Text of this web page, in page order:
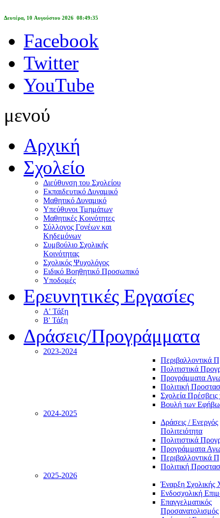
Δευτέρα, 10 Αυγούστου 2026 08:49:35
Facebook
Twitter
YouTube
μενού
Αρχική
Σχολείο
Διεύθυνση του Σχολείου
Εκπαιδευτικό Δυναμικό
Μαθητικό Δυναμικό
Υπεύθυνοι Τμημάτων
Μαθητικές Κοινότητες
Σύλλογος Γονέων και
Κηδεμόνων
Συμβούλιο Σχολικής
Κοινότητας
Σχολικός Ψυχολόγος
Ειδικό Βοηθητικό Προσωπικό
Υποδομές
Ερευνητικές Εργασίες
Α' Τάξη
Β' Τάξη
Δράσεις/Προγράμματα
2023-2024
Περιβαλλοντικά
Πολιτιστικά
Προγράμματα
Πολιτική
Σχολεία
Βουλή των
2024-2025
Δράσεις / Ενεργός
Πολιτειότητα
Πολιτιστικά
Προγράμματα
Περιβαλλοντικά
Πολιτική
2025-2026
Έναρξη Σχολικής
Ενδοσχολική
Επαγγελματικός
Προσανατολισμός